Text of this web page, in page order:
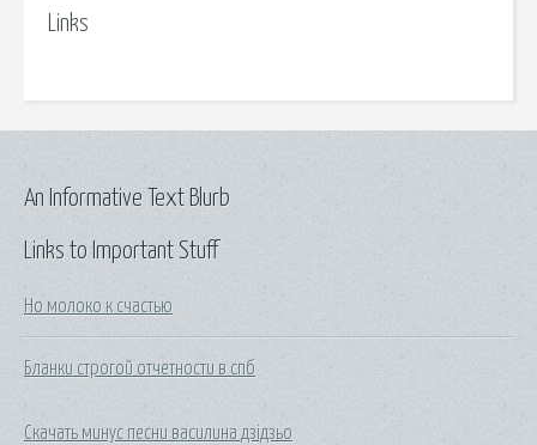
Links
Links to Important Stuff
Но молоко к счастью
Бланки строгой отчетности в спб
Скачать минус песни василина дзідзьо
An Informative Text Blurb